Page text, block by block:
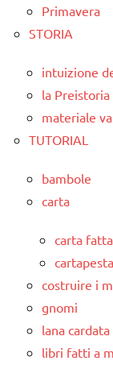
Primavera
STORIA
intuizione
la Preistoria
materiale
TUTORIAL
bambole
carta
carta
cartapesta
costruire i
gnomi
lana
libri fatti a